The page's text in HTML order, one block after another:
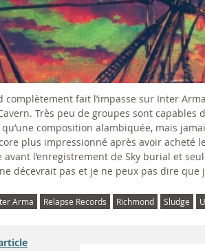
complètement fait l’impasse sur Inter
Très peu de groupes sont
qu’une composition alambiquée, mais
plus impressionné après avoir
avant l’enregistrement de Sky burial et
décevrait pas et je ne peux pas dire
Arma Relapse Records Richmond Sludge